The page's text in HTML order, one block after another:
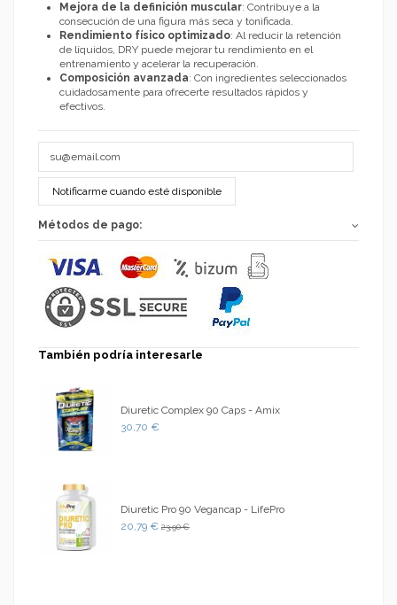
Mejora de la definición muscular: Contribuye a la
consecución de una figura más seca y tonificada.
Rendimiento físico optimizado: Al reducir la retención
de líquidos, DRY puede mejorar tu rendimiento en el
entrenamiento y acelerar la recuperación.
Composición avanzada: Con ingredientes seleccionados
cuidadosamente para ofrecerte resultados rápidos y
efectivos.
Notificarme cuando esté disponible
Métodos de pago:
También podría interesarle
Diuretic Complex 90 Caps - Amix
30,70 €
Diuretic Pro 90 Vegancap - LifePro
20,79 € 23,90 €